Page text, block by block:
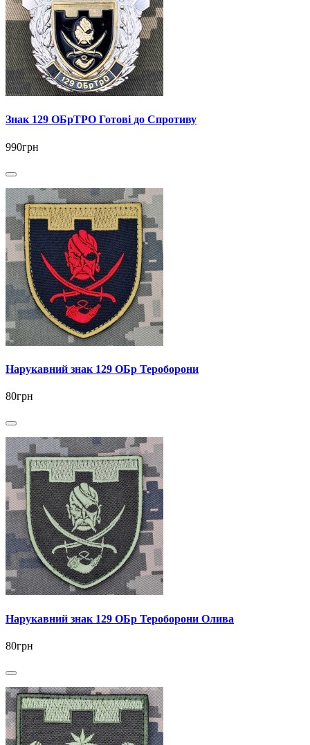
Знак 129 ОБрТРО Готові до Спротиву
990грн
Нарукавний знак 129 ОБр Тероборони
80грн
Нарукавний знак 129 ОБр Тероборони Олива
80грн